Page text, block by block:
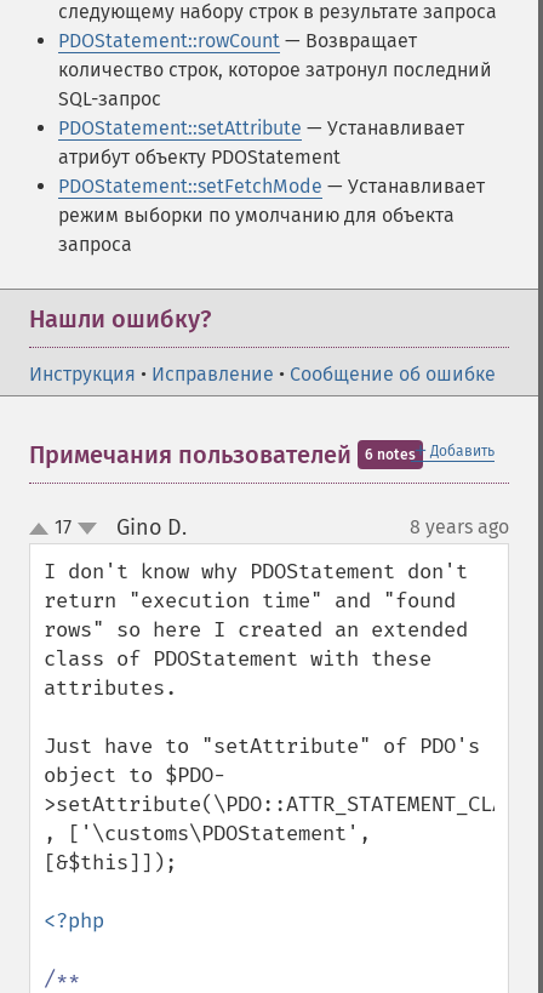
следующему набору строк в результате запроса
PDOStatement::rowCount — Возвращает
количество строк, которое затронул последний
SQL-запрос
PDOStatement::setAttribute — Устанавливает
атрибут объекту PDOStatement
PDOStatement::setFetchMode — Устанавливает
режим выборки по умолчанию для объекта
запроса
Нашли ошибку?
Инструкция • Исправление • Сообщение об ошибке
＋ Добавить
Примечания пользователей 6 notes
up
down
17 Gino D. 8 years ago
I don't know why PDOStatement don't
return "execution time" and "found
rows" so here I created an extended
class of PDOStatement with these
attributes.
Just have to "setAttribute" of PDO's
object to $PDO-
>setAttribute(\PDO::ATTR_STATEMENT_CLASS
, ['\customs\PDOStatement',
[&$this]]);
<?php
/**